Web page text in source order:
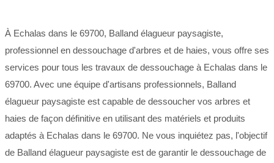
À Echalas dans le 69700, Balland élagueur paysagiste,
professionnel en dessouchage d'arbres et de haies, vous offre ses
services pour tous les travaux de dessouchage à Echalas dans le
69700. Avec une équipe d'artisans professionnels, Balland
élagueur paysagiste est capable de dessoucher vos arbres et
haies de façon définitive en utilisant des matériels et produits
adaptés à Echalas dans le 69700. Ne vous inquiétez pas, l'objectif
de Balland élagueur paysagiste est de garantir le dessouchage de